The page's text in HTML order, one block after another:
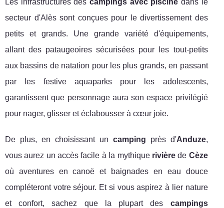
secteur d'Alès sont conçues pour le divertissement des
petits et grands. Une grande variété d'équipements,
allant des pataugeoires sécurisées pour les tout-petits
aux bassins de natation pour les plus grands, en passant
par les festive aquaparks pour les adolescents,
garantissent que personnage aura son espace privilégié
pour nager, glisser et éclabousser à cœur joie.
De plus, en choisissant un camping près d'Anduze,
vous aurez un accès facile à la mythique rivièrede Cèze
où aventures en canoë et baignades en eau douce
compléteront votre séjour. Et si vous aspirez à lier nature
et confort, sachez que la plupart des campings